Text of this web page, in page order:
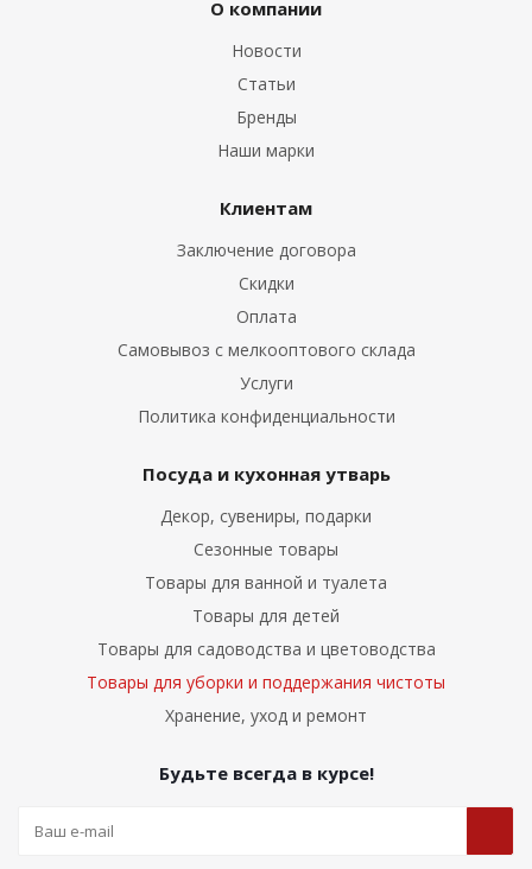
О компании
Новости
Статьи
Бренды
Наши марки
Клиентам
Заключение договора
Скидки
Оплата
Самовывоз с мелкооптового склада
Услуги
Политика конфиденциальности
Посуда и кухонная утварь
Декор, сувениры, подарки
Сезонные товары
Товары для ванной и туалета
Товары для детей
Товары для садоводства и цветоводства
Товары для уборки и поддержания чистоты
Хранение, уход и ремонт
Будьте всегда в курсе!